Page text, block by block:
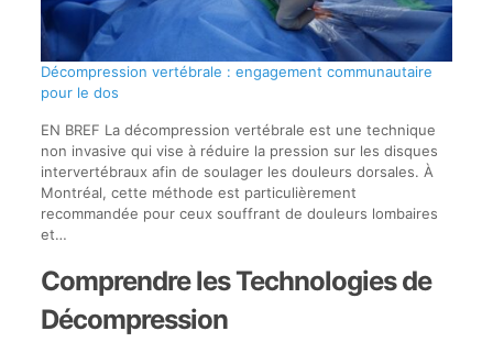
Décompression vertébrale : engagement communautaire
pour le dos
EN BREF La décompression vertébrale est une technique
non invasive qui vise à réduire la pression sur les disques
intervertébraux afin de soulager les douleurs dorsales. À
Montréal, cette méthode est particulièrement
recommandée pour ceux souffrant de douleurs lombaires
et…
Comprendre les Technologies de
Décompression